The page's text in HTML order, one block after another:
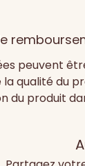
peuvent
qualité du
du produit